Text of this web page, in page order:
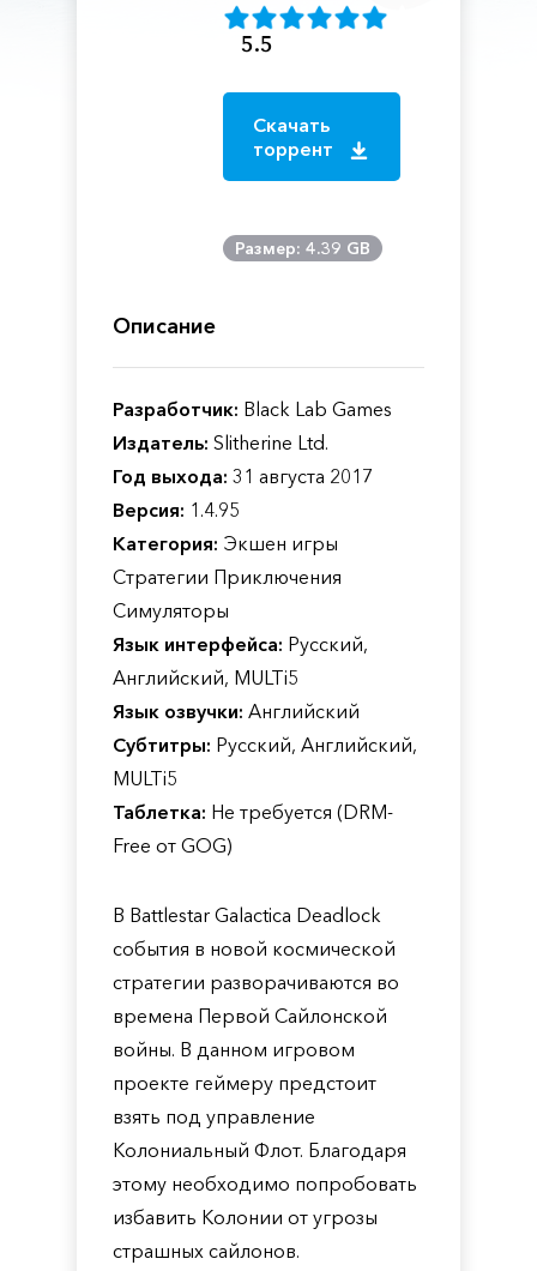
5.5
Скачать
торрент
Размер: 4.39 GB
Описание
Разработчик: Black Lab Games
Издатель: Slitherine Ltd.
Год выхода: 31 августа 2017
Версия: 1.4.95
Категория: Экшен игры
Стратегии Приключения
Симуляторы
Язык интерфейса: Русский,
Английский, MULTi5
Язык озвучки: Английский
Субтитры: Русский, Английский,
MULTi5
Таблетка: Не требуется (DRM-
Free от GOG)
В Battlestar Galactica Deadlock
события в новой космической
стратегии разворачиваются во
времена Первой Сайлонской
войны. В данном игровом
проекте геймеру предстоит
взять под управление
Колониальный Флот. Благодаря
этому необходимо попробовать
избавить Колонии от угрозы
страшных сайлонов.